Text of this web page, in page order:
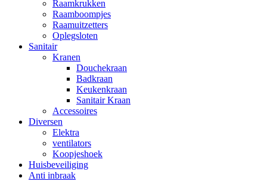
Raamkrukken
Raamboompjes
Raamuitzetters
Oplegsloten
Sanitair
Kranen
Douchekraan
Badkraan
Keukenkraan
Sanitair Kraan
Accessoires
Diversen
Elektra
ventilators
Koopjeshoek
Huisbeveiliging
Anti inbraak